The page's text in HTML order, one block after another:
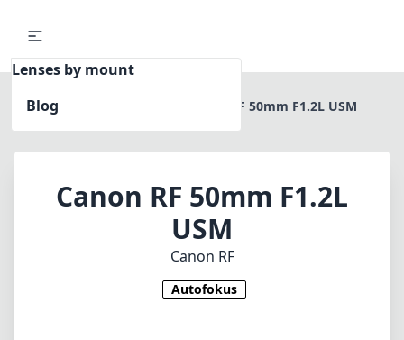
Lenses by mount
Blog
Home Canon RF 50mm F1.2L USM
Canon RF 50mm F1.2L
USM
Canon RF
Autofokus